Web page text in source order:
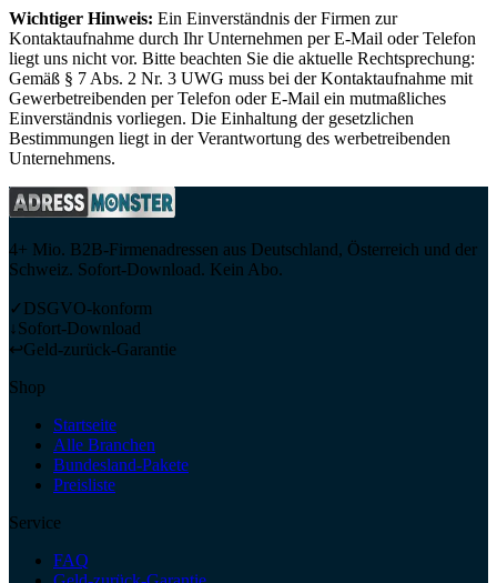
Wichtiger Hinweis: Ein Einverständnis der Firmen zur
Kontaktaufnahme durch Ihr Unternehmen per E-Mail oder Telefon
liegt uns nicht vor. Bitte beachten Sie die aktuelle Rechtsprechung:
Gemäß § 7 Abs. 2 Nr. 3 UWG muss bei der Kontaktaufnahme mit
Gewerbetreibenden per Telefon oder E-Mail ein mutmaßliches
Einverständnis vorliegen. Die Einhaltung der gesetzlichen
Bestimmungen liegt in der Verantwortung des werbetreibenden
Unternehmens.
4+ Mio. B2B-Firmenadressen aus Deutschland, Österreich und der
Schweiz. Sofort-Download. Kein Abo.
✓ DSGVO-konform
↓Sofort-Download
↩Geld-zurück-Garantie
Shop
Startseite
Alle Branchen
Bundesland-Pakete
Preisliste
Service
FAQ